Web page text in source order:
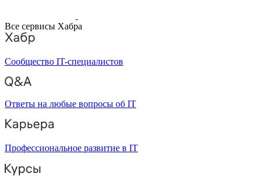
Все сервисы Хабра
Сообщество IT-специалистов
Ответы на любые вопросы об IT
Профессиональное развитие в IT